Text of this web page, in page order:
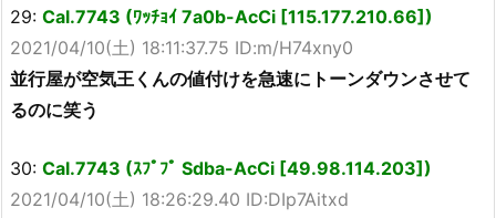
29: Cal.7743 (ﾜｯﾁｮｲ 7a0b-AcCi [115.177.210.66])
2021/04/10(土) 18:11:37.75 ID:m/H74xny0
並行屋が空気王くんの値付けを急速にトーンダウンさせて
るのに笑う
30: Cal.7743 (ｽﾌﾟﾌﾟ Sdba-AcCi [49.98.114.203])
2021/04/10(土) 18:26:29.40 ID:DIp7Aitxd